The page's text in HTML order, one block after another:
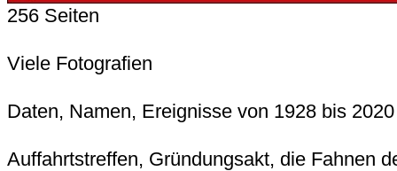
256 Seiten
Viele Fotografien
Daten, Namen, Ereignisse von 1928 bis 2020
Auffahrtstreffen, Gründungsakt, die Fahnen